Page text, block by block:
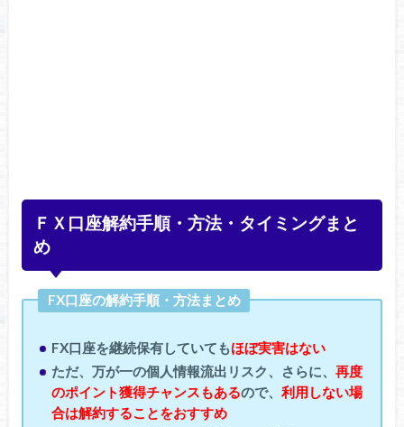
ＦＸ口座解約手順・方法・タイミングまと
め
FX口座の解約手順・方法まとめ
FX口座を継続保有していてもほぼ実害はない
ただ、万が一の個人情報流出リスク、さらに、再度
のポイント獲得チャンスもあるので、利用しない場
合は解約することをおすすめ